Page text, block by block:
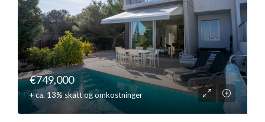
€749,000
+ ca. 13% skatt og omkostninger